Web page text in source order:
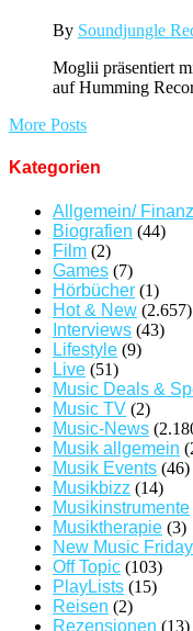
By Soundjungle
Moglii präsentiert
auf Humming
More Posts
Kategorien
Allgemein/
Biografien (44)
Film (2)
Games (7)
Hörbücher (1)
Hot & New (2.657)
Interviews (43)
Lifestyle (9)
Live (51)
Music Deals &
Music TV (2)
Music-News
Musik allgemein
Musik Events (46)
Musikbizz (14)
Musikinstrumente
Musiktherapie (3)
New Music Friday
Off Topic (103)
PlayLists (15)
Reisen (2)
Rezensionen (13)